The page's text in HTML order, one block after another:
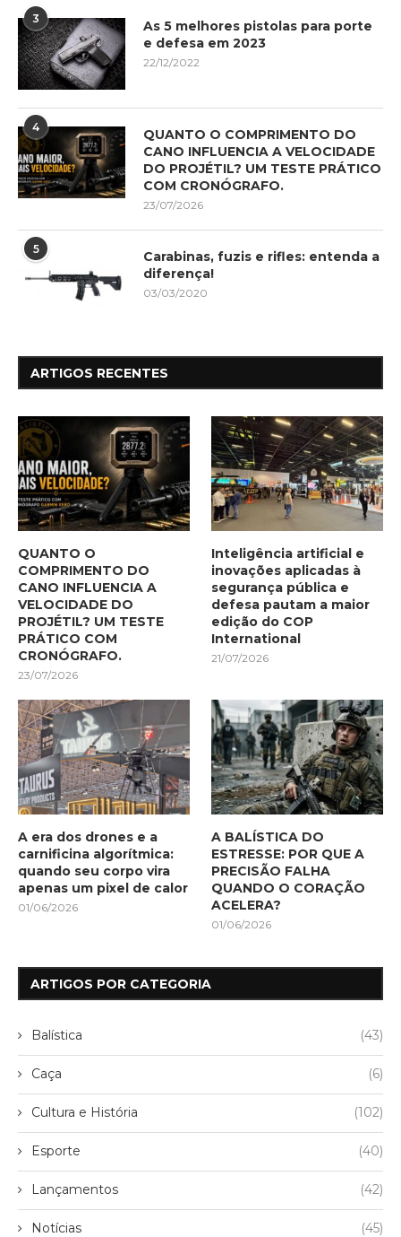
3
As 5 melhores pistolas para porte
e defesa em 2023
22/12/2022
4
QUANTO O COMPRIMENTO DO
CANO INFLUENCIA A VELOCIDADE
DO PROJÉTIL? UM TESTE PRÁTICO
COM CRONÓGRAFO.
23/07/2026
5
Carabinas, fuzis e rifles: entenda a
diferença!
03/03/2020
ARTIGOS RECENTES
QUANTO O
COMPRIMENTO DO
CANO INFLUENCIA A
VELOCIDADE DO
PROJÉTIL? UM TESTE
PRÁTICO COM
CRONÓGRAFO.
23/07/2026
Inteligência artificial e
inovações aplicadas à
segurança pública e
defesa pautam a maior
edição do COP
International
21/07/2026
A era dos drones e a
carnificina algorítmica:
quando seu corpo vira
apenas um pixel de calor
01/06/2026
A BALÍSTICA DO
ESTRESSE: POR QUE A
PRECISÃO FALHA
QUANDO O CORAÇÃO
ACELERA?
01/06/2026
ARTIGOS POR CATEGORIA
Balística (43)
Caça (6)
Cultura e História (102)
Esporte (40)
Lançamentos (42)
Notícias (45)